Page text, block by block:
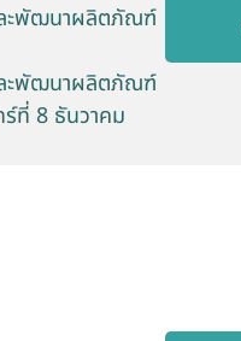
ละพัฒนาผลิตภัณฑ์
ละพัฒนาผลิตภัณฑ์
ที่ 8 ธันวาคม